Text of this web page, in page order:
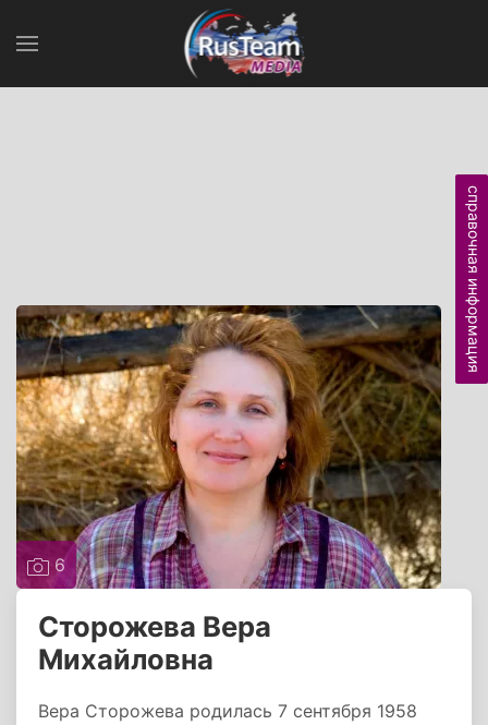
6
Сторожева Вера
Михайловна
Вера Сторожева родилась 7 сентября 1958
справочная информация